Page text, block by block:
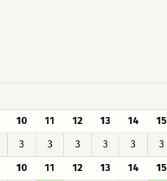
10 11 12 13 14 15
3 3 3 3 3 3
10 11 12 13 14 15